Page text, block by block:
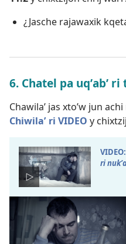
¿Jasche rajawaxik
6. Chatel pa uqʼabʼ ri
Chawilaʼ jas xtoʼw jun
Chiwilaʼ ri VIDEO y
VIDEO:
ri